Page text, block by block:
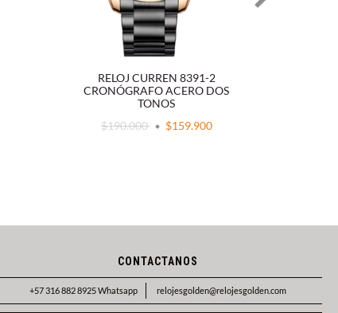
RELOJ CURREN 8391-2
CRONÓGRAFO ACERO DOS
TONOS
$190.000
$159.900
CONTACTANOS
+57 316 882 8925 Whatsapp relojesgolden@relojesgolden.com